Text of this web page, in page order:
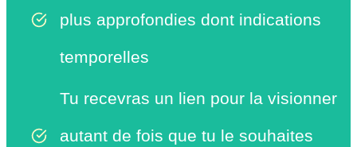
plus approfondies dont indications
temporelles
Tu recevras un lien pour la visionner
autant de fois que tu le souhaites